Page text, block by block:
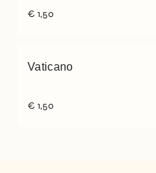
€ 1,50
Vaticano
€ 1,50